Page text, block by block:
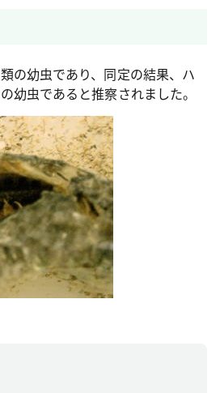
の幼虫であり、同定の結果、ハ
幼虫であると推察されました。